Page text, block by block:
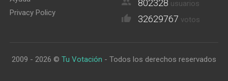
Privacy Policy
802328 usuarios
32629767 votos
2009 - 2026 © Tu Votación - Todos los derechos reservados